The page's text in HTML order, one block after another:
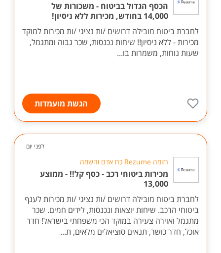
הכסף הגדול בביטוח - משכורות של
14,000 בחודש, מכירות ללא ניסיון!
לחברת ביטוח מובילה דרושים /ות נציגי /ות מכירות למוקד
מכירות - ללא ניסיון!! שיחות נכנסות, שכר גבוה ומתגמל,
שעות נוחות, משמרות בו...
הגשת מועמדות
לפני יום
רזומה Rezume כח אדם והשמה
מכירות ביטוחי רכב - כסף קל!! - ממוצע
13,000
לחברת ביטוח מובילה דרושים /ות נציגי /ות מכירות לענף
ביטוחי הרכב. שיחות יוצאות ונכנסות, לידים חמים. שכר
מתגמל ואוירה צעירה במוקד הכי משפחתי בישראל! חדר
אוכל, חדר כושר, תנאים סוציאלים מלאים, ת...